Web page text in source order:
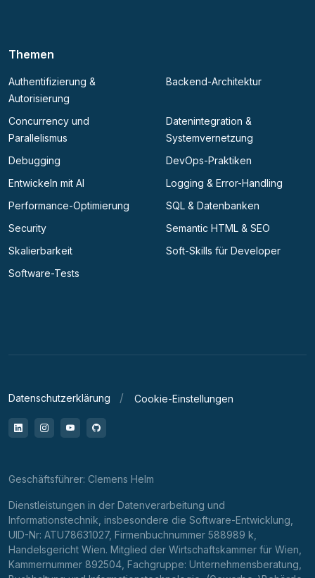
Themen
Authentifizierung &
Autorisierung
Backend-Architektur
Concurrency und
Parallelismus
Datenintegration &
Systemvernetzung
Debugging
DevOps-Praktiken
Entwickeln mit AI
Logging & Error-Handling
Performance-Optimierung
SQL & Datenbanken
Security
Semantic HTML & SEO
Skalierbarkeit
Soft-Skills für Developer
Software-Tests
Datenschutzerklärung Cookie-Einstellungen
LinkedInInstagramYouTubeGitHub
Geschäftsführer: Clemens Helm
Dienstleistungen in der Datenverarbeitung und
Informationstechnik, insbesondere die Software-Entwicklung,
UID-Nr: ATU78631027, Firmenbuchnummer 588989 k,
Handelsgericht Wien. Mitglied der Wirtschaftskammer für Wien,
Kammernummer 892504, Fachgruppe: Unternehmensberatung,